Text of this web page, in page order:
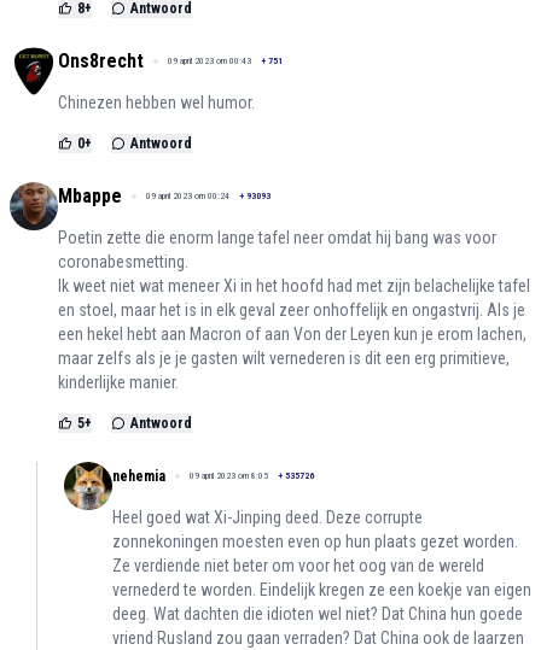
8+ Antwoord
Ons8recht 09 april 2023 om 00:43 + 751
Chinezen hebben wel humor.
0+ Antwoord
Mbappe 09 april 2023 om 00:24 + 93093
Poetin zette die enorm lange tafel neer omdat hij bang was voor
coronabesmetting.
Ik weet niet wat meneer Xi in het hoofd had met zijn belachelijke tafel
en stoel, maar het is in elk geval zeer onhoffelijk en ongastvrij. Als je
een hekel hebt aan Macron of aan Von der Leyen kun je erom lachen,
maar zelfs als je je gasten wilt vernederen is dit een erg primitieve,
kinderlijke manier.
5+ Antwoord
nehemia 09 april 2023 om 8:05 + 535726
Heel goed wat Xi-Jinping deed. Deze corrupte
zonnekoningen moesten even op hun plaats gezet worden.
Ze verdiende niet beter om voor het oog van de wereld
vernederd te worden. Eindelijk kregen ze een koekje van eigen
deeg. Wat dachten die idioten wel niet? Dat China hun goede
vriend Rusland zou gaan verraden? Dat China ook de laarzen